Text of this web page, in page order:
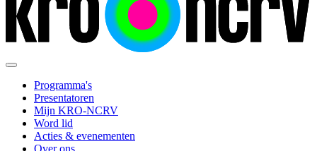
Programma's
Presentatoren
Mijn KRO-NCRV
Word lid
Acties & evenementen
Over ons